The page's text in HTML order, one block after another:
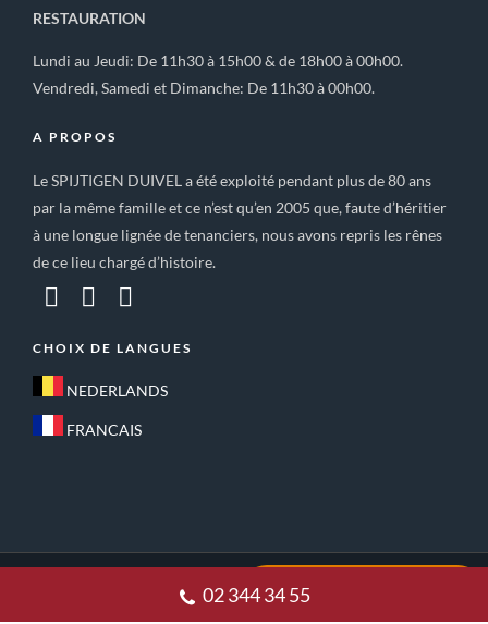
RESTAURATION
Lundi au Jeudi: De 11h30 à 15h00 & de 18h00 à 00h00.
Vendredi, Samedi et Dimanche: De 11h30 à 00h00.
A PROPOS
Le SPIJTIGEN DUIVEL a été exploité pendant plus de 80 ans
par la même famille et ce n’est qu’en 2005 que, faute d’héritier
à une longue lignée de tenanciers, nous avons repris les rênes
de ce lieu chargé d’histoire.
CHOIX DE LANGUES
NEDERLANDS
FRANCAIS
CONDITIONS GÉNÉRALES DE VENTE
02 344 34 55